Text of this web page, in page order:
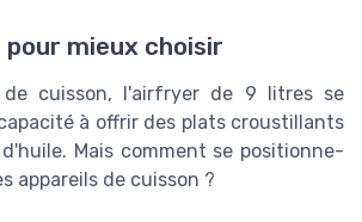
pour mieux choisir
de cuisson, l'airfryer de 9 litres se
à offrir des plats croustillants
Mais comment se positionne-
appareils de cuisson ?